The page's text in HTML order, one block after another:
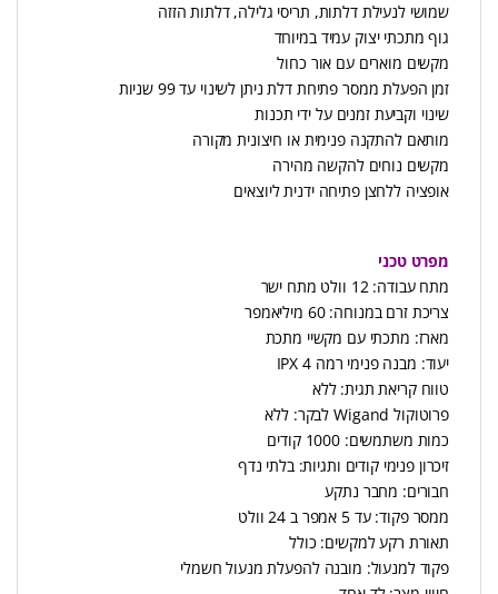
שמושי לנעילת דלתות, תריסי גלילה, דלתות הזזה
גוף מתכתי יצוק עמיד במיוחד
מקשים מוארים עם אור כחול
זמן הפעלת ממסר פתיחת דלת ניתן לשינוי עד 99 שניות
שינוי וקביעת זמנים על ידי תכנות
מותאם להתקנה פנימית או חיצונית מקורה
מקשים נוחים להקשה מהירה
אופציה ללחצן פתיחה ידנית ליוצאים
מפרט טכני
מתח עבודה: 12 וולט מתח ישר
צריכת זרם במנוחה: 60 מיליאמפר
מארז: מתכתי עם מקשיי מתכת
יעוד: מבנה פנימי רמה 4 IPX
טווח קריאת תגית: ללא
פרוטוקול Wigand לבקר: ללא
כמות משתמשים: 1000 קודים
זיכרון פנימי קודים ותגיות: בלתי נדף
חבורים: מחבר נתקע
ממסר פקוד: עד 5 אמפר ב 24 וולט
תאורת רקע למקשים: כולל
פקוד למנעול: מובנה להפעלת מנעול חשמלי